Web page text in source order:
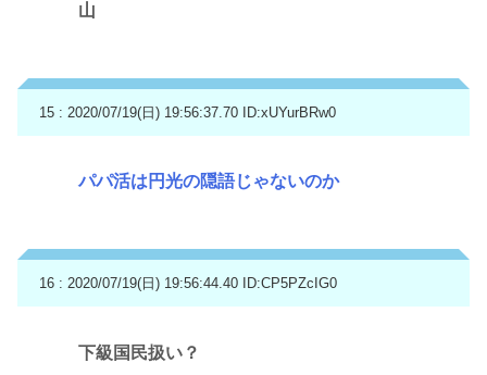
山
15 : 2020/07/19(日) 19:56:37.70 ID:xUYurBRw0
パパ活は円光の隠語じゃないのか
16 : 2020/07/19(日) 19:56:44.40 ID:CP5PZcIG0
下級国民扱い？